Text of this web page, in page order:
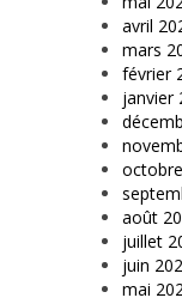
avril
mars
février
janvier
août
juillet
juin
mai